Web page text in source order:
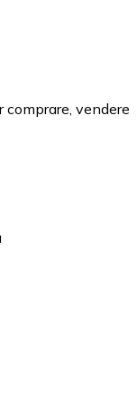
comprare, vendere